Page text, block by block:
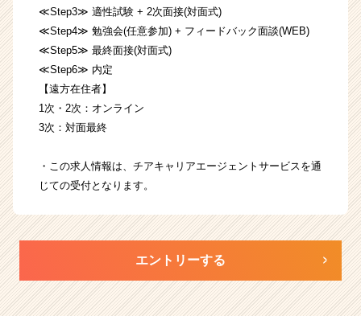
≪Step3≫ 適性試験 + 2次面接(対面式)
≪Step4≫ 勉強会(任意参加) + フィードバック面談(WEB)
≪Step5≫ 最終面接(対面式)
≪Step6≫ 内定
【遠方在住者】
1次・2次：オンライン
3次：対面最終
・この求人情報は、チアキャリアエージェントサービスを通
じての受付となります。
エントリーする